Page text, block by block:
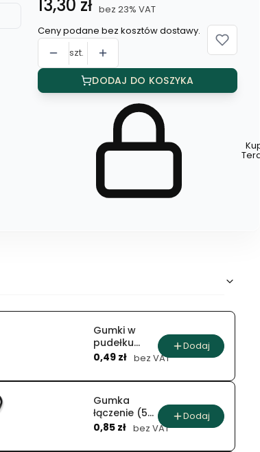
13,30 zł bez 23% VAT
Ceny podane bez kosztów dostawy.
szt.
DODAJ DO KOSZYKA
Szybki
produktu
Pierścionek
(komplet
Gumki w
pudełku
frotte (12
Cena
0,49 zł bez VAT
Dodaj
Gumka
łączenie (50
szt.)
Cena
0,85 zł bez VAT
Dodaj